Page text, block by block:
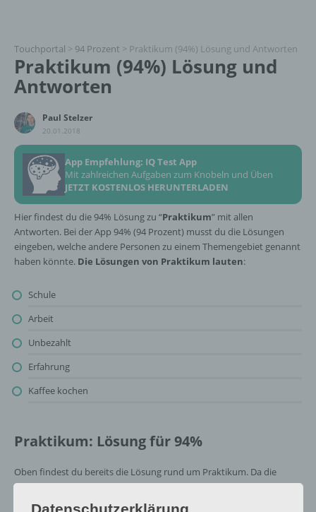
Touchportal > 94 Prozent > Praktikum (94%) Lösung und Antworten
Praktikum (94%) Lösung und
Antworten
Paul Stelzer
20.01.2018
App Empfehlung: IQ Test App
Mit zahlreichen Aufgaben zum Knobeln und Üben
JETZT KOSTENLOS HERUNTERLADEN
Hier findest du die 94% Lösung zu “Praktikum” mit allen
Antworten. Bei der App 94% (94 Prozent) musst du die Lösungen
eingeben, welche andere Personen zu einem Themengebiet genannt
haben könnte. Die Lösungen von Praktikum lauten:
Schule
Arbeit
Unbezahlt
Erfahrung
Kaffee kochen
Praktikum: Lösung für 94%
Oben findest du bereits die Lösung rund um Praktikum. Da die
Reihenfolge bei jedem Spieler anders ist, können wir dir nicht das
exakte Level anzeigen, weshalb du über unsere Komplettlösung
Datenschutzerklärung